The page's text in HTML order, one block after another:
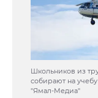
Школьников из
собирают на
"Ямал-Медиа"